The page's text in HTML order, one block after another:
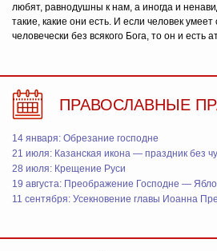
любят, равнодушны к нам, а иногда и
такие, какие они есть. И если человек
человечески без всякого Бога, то он и есть
ПРАВОСЛАВНЫЕ
14 января: Обрезание господне
21 июля: Казанская икона — праздник без
28 июля: Крещение Руси
19 августа: Преображение Господне —
11 сентября: Усекновение главы Иоанна